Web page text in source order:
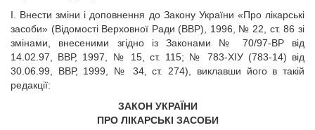
І. Внести зміни і доповнення до Закону України «Про лікарські
засоби» (Відомості Верховної Ради (ВВР), 1996, № 22, ст. 86 зі
змінами, внесеними згідно із Законами № 70/97-ВР від
14.02.97, ВВР, 1997, № 15, ст. 115; № 783-ХІУ (783-14) від
30.06.99, ВВР, 1999, № 34, ст. 274), виклавши його в такій
редакції:
ЗАКОН УКРАЇНИ
ПРО ЛІКАРСЬКІ ЗАСОБИ